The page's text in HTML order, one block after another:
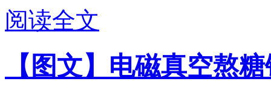
阅读全文
【图文】电磁真空熬